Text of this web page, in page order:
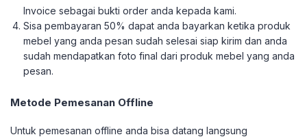
Invoice sebagai bukti order anda kepada kami.
Sisa pembayaran 50% dapat anda bayarkan ketika produk
mebel yang anda pesan sudah selesai siap kirim dan anda
sudah mendapatkan foto final dari produk mebel yang anda
pesan.
Metode Pemesanan Offline
Untuk pemesanan offline anda bisa datang langsung